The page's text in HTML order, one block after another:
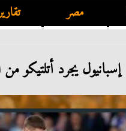
مصر
إسبانيول يجرد أتلتيكو من الوصافة